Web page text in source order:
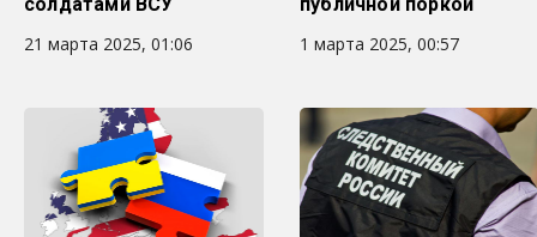
21 марта 2025, 01:06
1 марта 2025, 00:57